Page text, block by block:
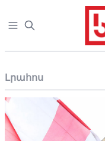
Open sidebar
Լրահոս